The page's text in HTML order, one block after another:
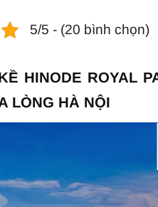
5/5 - (20 bình chọn)
HINODE ROYAL
LÒNG HÀ NỘI